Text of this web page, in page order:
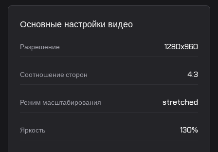
Основные настройки видео
Разрешение 1280x960
Соотношение сторон 4:3
Режим масштабирования stretched
Яркость 130%